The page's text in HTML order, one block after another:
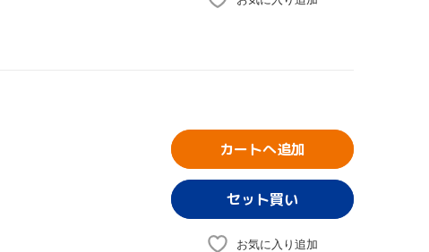
カートへ追加
お気に入り追加